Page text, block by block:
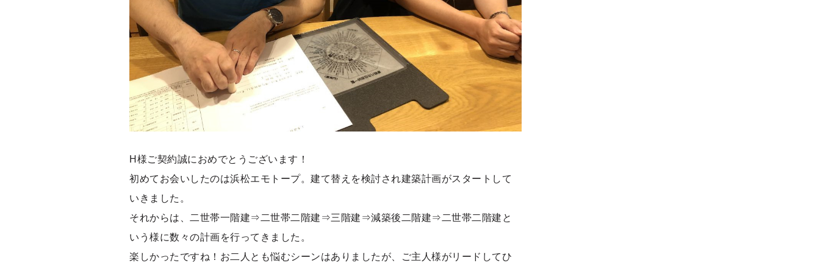
H様ご契約誠におめでとうございます！
初めてお会いしたのは浜松エモトープ。建て替えを検討され建築計画がスタートして
いきました。
それからは、二世帯一階建⇒二世帯二階建⇒三階建⇒減築後二階建⇒二世帯二階建と
いう様に数々の計画を行ってきました。
楽しかったですね！お二人とも悩むシーンはありましたが、ご主人様がリードしてひ